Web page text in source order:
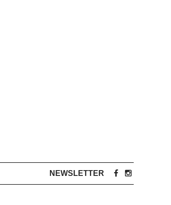
NEWSLETTER